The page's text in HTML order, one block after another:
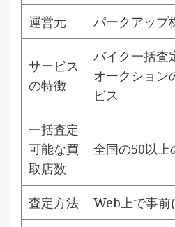
運営元 パークアップ
サービス
の特徴
バイク一括査
オークション
ビス
一括査定
可能な買
取店数
全国の50以上
査定方法 Web上で事前